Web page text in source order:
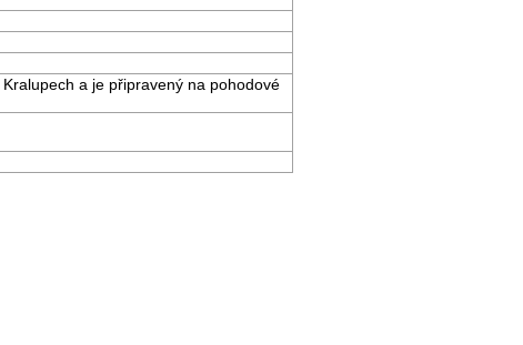
a je připravený na pohodové